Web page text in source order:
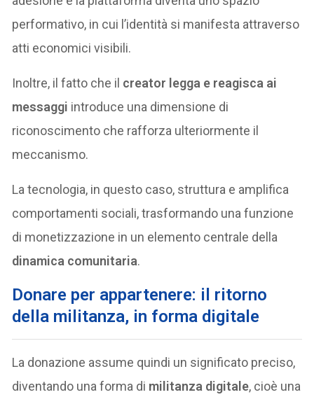
performativo, in cui l’identità si manifesta attraverso
atti economici visibili.
Inoltre, il fatto che il creator legga e reagisca ai
messaggi introduce una dimensione di
riconoscimento che rafforza ulteriormente il
meccanismo.
La tecnologia, in questo caso, struttura e amplifica
comportamenti sociali, trasformando una funzione
di monetizzazione in un elemento centrale della
dinamica comunitaria.
Donare per appartenere: il ritorno
della militanza, in forma digitale
La donazione assume quindi un significato preciso,
diventando una forma di militanza digitale, cioè una